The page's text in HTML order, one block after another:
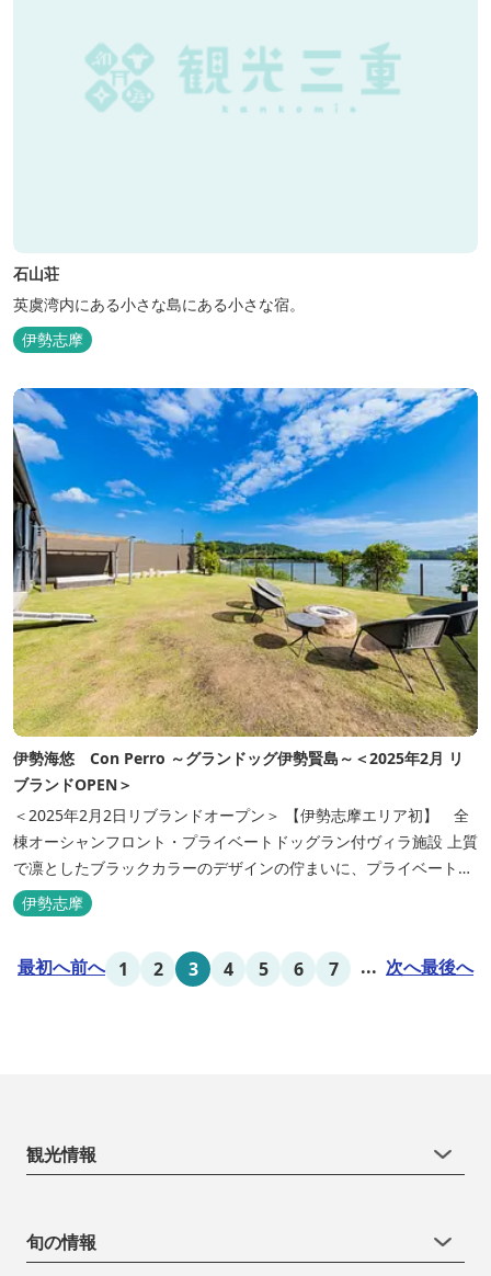
石山荘
英虞湾内にある小さな島にある小さな宿。
伊勢志摩
伊勢海悠 Con Perro ～グランドッグ伊勢賢島～＜2025年2月 リ
ブランドOPEN＞
＜2025年2月2日リブランドオープン＞ 【伊勢志摩エリア初】 全
棟オーシャンフロント・プライベートドッグラン付ヴィラ施設 上質
で凛としたブラックカラーのデザインの佇まいに、プライベート感
溢れる客室。 客室に一歩入れば全室海に面したオーシャンフロン
ト。 颯爽とした広いプライベートドッグランと青色に輝く英虞湾を
入...
伊勢志摩
最初へ前へ 1 2 3 4 5 6 7 ... 次へ最後へ
観光情報
旬の情報